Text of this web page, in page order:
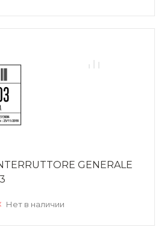
GENERALE
Нет в наличии